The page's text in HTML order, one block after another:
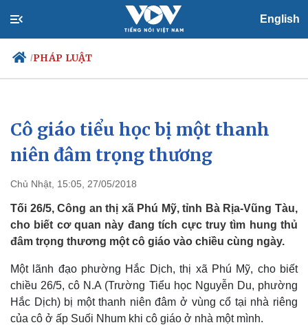
English
/PHÁP LUẬT
Chính trị
Đảng
Tổ chức nhân sự
Nhận diện sự thật
Xã hội
Tin 24h
Dự báo thời tiết
Việc làm
Biển đảo
Cô giáo tiểu học bị một thanh
niên đâm trọng thương
Chủ Nhật, 15:05, 27/05/2018
Tối 26/5, Công an thị xã Phú Mỹ, tỉnh Bà Rịa-Vũng Tàu,
cho biết cơ quan này đang tích cực truy tìm hung thủ
đâm trọng thương một cô giáo vào chiều cùng ngày.
Một lãnh đạo phường Hắc Dịch, thị xã Phú Mỹ, cho biết
chiều 26/5, cô N.A (Trường Tiểu học Nguyễn Du, phường
Hắc Dịch) bị một thanh niên đâm ở vùng cổ tại nhà riêng
của cô ở ấp Suối Nhum khi cô giáo ở nhà một mình.